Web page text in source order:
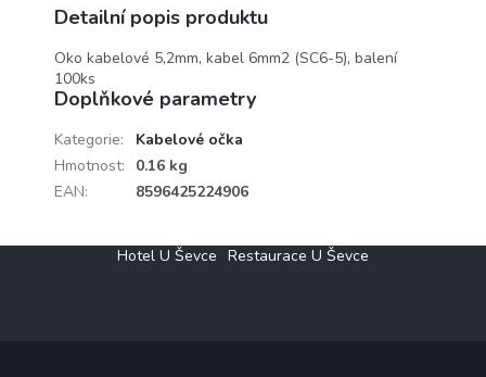
Detailní popis produktu
Oko kabelové 5,2mm, kabel 6mm2 (SC6-5), balení
100ks
Doplňkové parametry
Kategorie:
Kabelové očka
Hmotnost:
0.16 kg
EAN: 8596425224906
Hotel U Ševce Restaurace U Ševce